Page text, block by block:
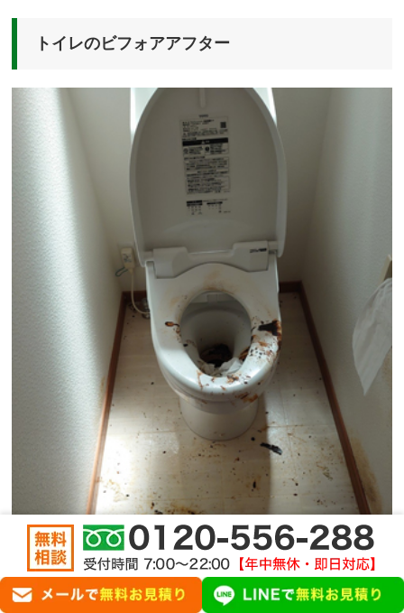
トイレのビフォアアフター